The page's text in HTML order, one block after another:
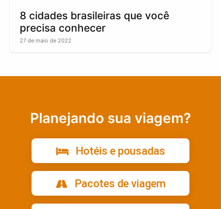
8 cidades brasileiras que você
precisa conhecer
27 de maio de 2022
Planejando sua viagem?
Hotéis e pousadas
Pacotes de viagem